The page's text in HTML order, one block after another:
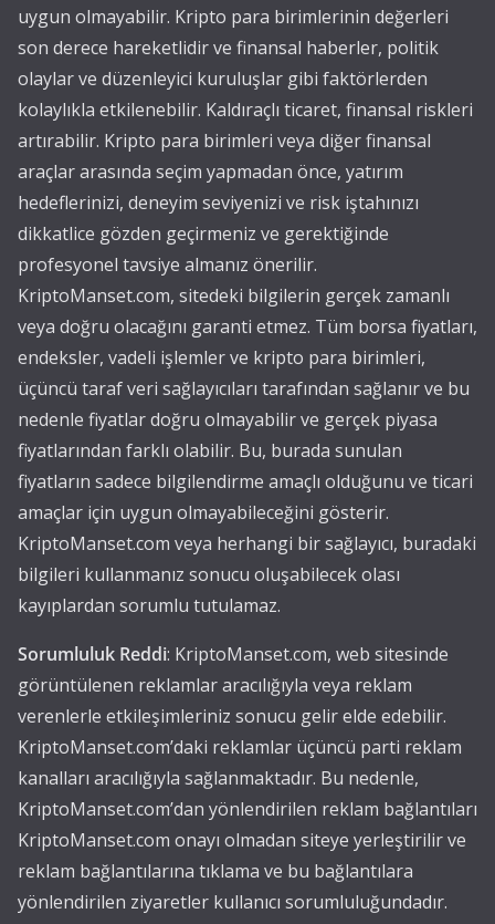
uygun olmayabilir. Kripto para birimlerinin değerleri
son derece hareketlidir ve finansal haberler, politik
olaylar ve düzenleyici kuruluşlar gibi faktörlerden
kolaylıkla etkilenebilir. Kaldıraçlı ticaret, finansal riskleri
artırabilir. Kripto para birimleri veya diğer finansal
araçlar arasında seçim yapmadan önce, yatırım
hedeflerinizi, deneyim seviyenizi ve risk iştahınızı
dikkatlice gözden geçirmeniz ve gerektiğinde
profesyonel tavsiye almanız önerilir.
KriptoManset.com, sitedeki bilgilerin gerçek zamanlı
veya doğru olacağını garanti etmez. Tüm borsa fiyatları,
endeksler, vadeli işlemler ve kripto para birimleri,
üçüncü taraf veri sağlayıcıları tarafından sağlanır ve bu
nedenle fiyatlar doğru olmayabilir ve gerçek piyasa
fiyatlarından farklı olabilir. Bu, burada sunulan
fiyatların sadece bilgilendirme amaçlı olduğunu ve ticari
amaçlar için uygun olmayabileceğini gösterir.
KriptoManset.com veya herhangi bir sağlayıcı, buradaki
bilgileri kullanmanız sonucu oluşabilecek olası
kayıplardan sorumlu tutulamaz.
Sorumluluk Reddi: KriptoManset.com, web sitesinde
görüntülenen reklamlar aracılığıyla veya reklam
verenlerle etkileşimleriniz sonucu gelir elde edebilir.
KriptoManset.com’daki reklamlar üçüncü parti reklam
kanalları aracılığıyla sağlanmaktadır. Bu nedenle,
KriptoManset.com’dan yönlendirilen reklam bağlantıları
KriptoManset.com onayı olmadan siteye yerleştirilir ve
reklam bağlantılarına tıklama ve bu bağlantılara
yönlendirilen ziyaretler kullanıcı sorumluluğundadır.